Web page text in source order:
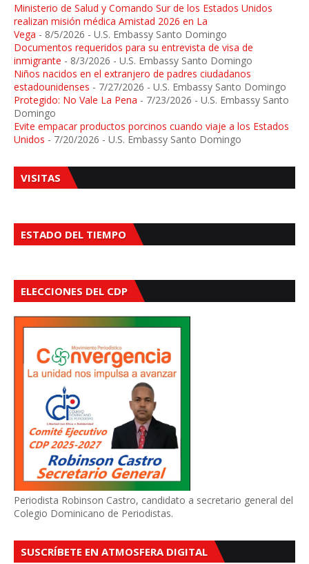
Ministerio de Salud y Comando Sur de los Estados Unidos
realizan misión médica Amistad 2026 en La
Vega - 8/5/2026 - U.S. Embassy Santo Domingo
Documentos requeridos para su entrevista de visa de
inmigrante - 8/3/2026 - U.S. Embassy Santo Domingo
Niños nacidos en el extranjero de padres ciudadanos
estadounidenses - 7/27/2026 - U.S. Embassy Santo Domingo
Protegido: No Vale La Pena - 7/23/2026 - U.S. Embassy Santo
Domingo
Evite empacar productos porcinos cuando viaje a los Estados
Unidos - 7/20/2026 - U.S. Embassy Santo Domingo
VISITAS
ESTADO DEL TIEMPO
ELECCIONES DEL CDP
Periodista Robinson Castro, candidato a secretario general del
Colegio Dominicano de Periodistas.
SUSCRÍBETE EN ATMOSFERA DIGITAL